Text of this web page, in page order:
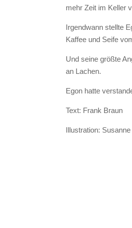
mehr Zeit im Keller
Irgendwann stellte
Kaffee und Seife
Und seine größte
an Lachen.
Egon hatte
Text: Frank Braun
Illustration: